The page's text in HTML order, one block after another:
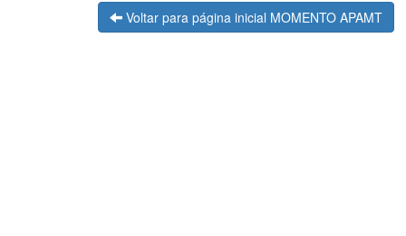
Voltar para página inicial MOMENTO APAMT